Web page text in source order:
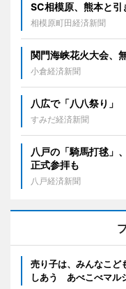
SC相模原、熊本と
相模原町田経済新聞
関門海峡花火大会、
小倉経済新聞
八広で「八八祭り
すみだ経済新聞
八戸の「騎馬打毬
正式参拝も
八戸経済新聞
売り子は、みんなこど
しあう あべこべマル